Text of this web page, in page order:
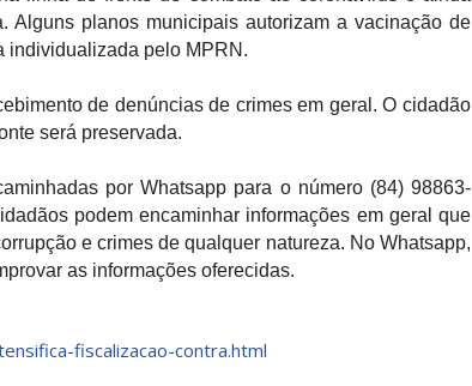
Alguns planos municipais autorizam a vacinação de
individualizada pelo MPRN.
de denúncias de crimes em geral. O cidadão
será preservada.
por Whatsapp para o número (84) 98863-
podem encaminhar informações em geral que
e crimes de qualquer natureza. No Whatsapp,
as informações oferecidas.
fiscalizacao-contra.html